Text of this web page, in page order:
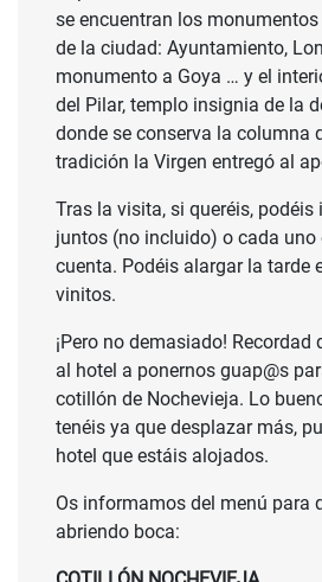
se encuentran los
de la ciudad: Ayuntamiento,
monumento a Goya … y el
del Pilar, templo insignia de la
donde se conserva la columna
tradición la Virgen entregó al
Tras la visita, si queréis, podéis
juntos (no incluido) o cada uno
cuenta. Podéis alargar la tarde
vinitos.
¡Pero no demasiado! Recordad
al hotel a ponernos guap@s
cotillón de Nochevieja. Lo
tenéis ya que desplazar más,
hotel que estáis alojados.
Os informamos del menú para
abriendo boca: